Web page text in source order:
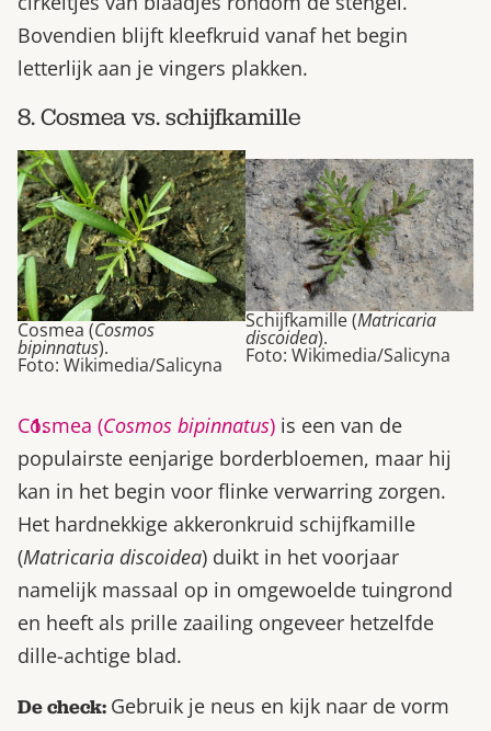
Bovendien blijft kleefkruid vanaf het begin
letterlijk aan je vingers plakken.
8. Cosmea vs. schijfkamille
Cosmea (Cosmos
bipinnatus).
Foto: Wikimedia/Salicyna
Schijfkamille (Matricaria
discoidea).
Foto: Wikimedia/Salicyna
Cosmea (Cosmos bipinnatus) is een van de
populairste eenjarige borderbloemen, maar hij
kan in het begin voor flinke verwarring zorgen.
Het hardnekkige akkeronkruid schijfkamille
(Matricaria discoidea) duikt in het voorjaar
namelijk massaal op in omgewoelde tuingrond
en heeft als prille zaailing ongeveer hetzelfde
dille-achtige blad.
De check: Gebruik je neus en kijk naar de vorm